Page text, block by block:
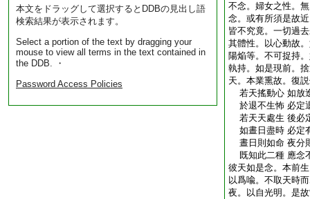
本文をドラッグして選択するとDDBの見出し語
検索結果が表示されます。
Select a portion of the text by dragging your
mouse to view all terms in the text contained in
the DDB. ・
Password Access Policies
不念。婦女之性。
念。或有所須是故
皆不究竟。一切過
其體性。以心動故
陽焔等。不可捉持
執持。如是現前。
天。本業熏故。復
若天搖動心 如放
於退不生怖 必定
若天天處生 後必
如晝日盡時 必定
晝日則如命 夜分
既知此二種 應念
彼天如是念。本前
以爲喩。不取天時
夜。以自光明。是